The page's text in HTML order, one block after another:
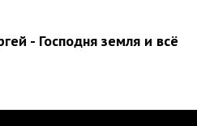
- Господня земля и всё